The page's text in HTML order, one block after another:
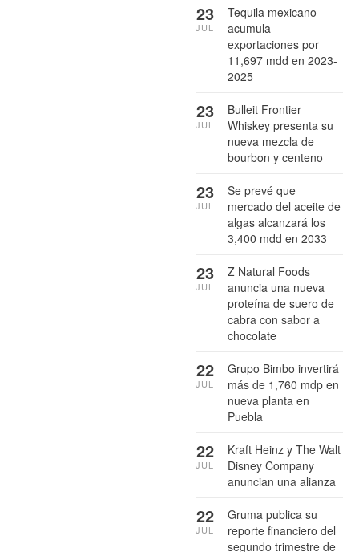
Tequila mexicano
acumula
exportaciones por
11,697 mdd en 2023-
2025
23
JUL
Bulleit Frontier
Whiskey presenta su
nueva mezcla de
bourbon y centeno
23
JUL
Se prevé que
mercado del aceite de
algas alcanzará los
3,400 mdd en 2033
23
JUL
Z Natural Foods
anuncia una nueva
proteína de suero de
cabra con sabor a
chocolate
23
JUL
Grupo Bimbo invertirá
más de 1,760 mdp en
nueva planta en
Puebla
22
JUL
Kraft Heinz y The Walt
Disney Company
anuncian una alianza
22
JUL
Gruma publica su
reporte financiero del
segundo trimestre de
22
JUL